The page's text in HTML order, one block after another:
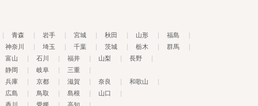
青森 岩手 宮城 秋田 山形 福島
神奈川 埼玉 千葉 茨城 栃木 群馬
富山 石川 福井 山梨 長野
静岡 岐阜 三重
兵庫 京都 滋賀 奈良 和歌山
広島 鳥取 島根 山口